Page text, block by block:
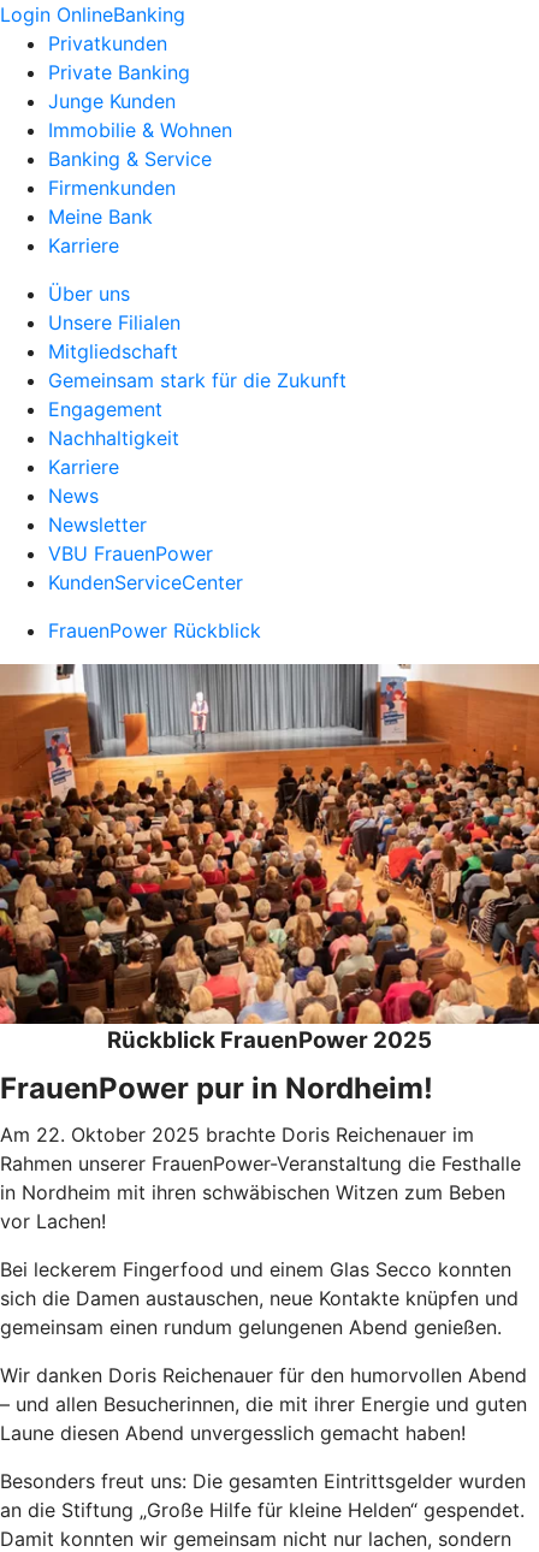
Login OnlineBanking
Privatkunden
Private Banking
Junge Kunden
Immobilie & Wohnen
Banking & Service
Firmenkunden
Meine Bank
Karriere
Über uns
Unsere Filialen
Mitgliedschaft
Gemeinsam stark für die Zukunft
Engagement
Nachhaltigkeit
Karriere
News
Newsletter
VBU FrauenPower
KundenServiceCenter
FrauenPower Rückblick
Rückblick FrauenPower 2025
FrauenPower pur in Nordheim!
Am 22. Oktober 2025 brachte Doris Reichenauer im
Rahmen unserer FrauenPower-Veranstaltung die Festhalle
in Nordheim mit ihren schwäbischen Witzen zum Beben
vor Lachen!
Bei leckerem Fingerfood und einem Glas Secco konnten
sich die Damen austauschen, neue Kontakte knüpfen und
gemeinsam einen rundum gelungenen Abend genießen.
Wir danken Doris Reichenauer für den humorvollen Abend
– und allen Besucherinnen, die mit ihrer Energie und guten
Laune diesen Abend unvergesslich gemacht haben!
Besonders freut uns: Die gesamten Eintrittsgelder wurden
an die Stiftung „Große Hilfe für kleine Helden“ gespendet.
Damit konnten wir gemeinsam nicht nur lachen, sondern